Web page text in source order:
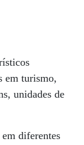
em turismo,
unidades de
diferentes